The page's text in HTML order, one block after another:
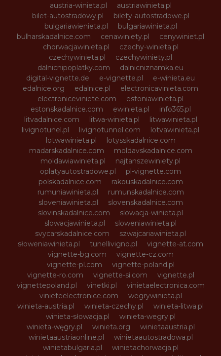
austria-winieta.pl
austriawinieta.pl
bilet-autostradowy.pl
bilety-autostradowe.pl
bulgariawienieta.pl
bulgariawinieta.pl
bulharskadalnice.com
cenawiniety.pl
cenywiniet.pl
chorwacjawinieta.pl
czechy-winieta.pl
czechywinieta.pl
czechywiniety.pl
dalnicnipoplatky.com
dalnicniznamka.eu
digital-vignette.de
e-vignette.pl
e-winieta.eu
edalnice.org
edalnice.pl
electronicavinieta.com
electroniceviniete.com
estoniawinieta.pl
estonskadalnice.com
ewinieta.pl
info365.pl
litvadalnice.com
litwa-winieta.pl
litwawinieta.pl
livignotunel.pl
livignotunnel.com
lotvawinieta.pl
lotwawinieta.pl
lotysskadalnice.com
madarskadalnice.com
moldavskadalnice.com
moldawiawinieta.pl
najtanszewiniety.pl
oplatyautostradowe.pl
pl-vignette.com
polskadalnice.com
rakouskadalnice.com
rumuniawinieta.pl
rumunskadalnice.com
sloveniawinieta.pl
slovenskadalnice.com
slovinskadalnice.com
slowacja-winieta.pl
slowacjawinieta.pl
sloweniawinieta.pl
svycarskadalnice.com
szwajcariawinieta.pl
słoweniawinieta.pl
tunellivigno.pl
vignette-at.com
vignette-bg.com
vignette-cz.com
vignette-pl.com
vignette-poland.pl
vignette-ro.com
vignette-si.com
vignette.pl
vignettepoland.pl
vinetki.pl
vinietaelectronica.com
vinieteelectronice.com
wegrywinieta.pl
winieta-austria.pl
winieta-czechy.pl
winieta-litwa.pl
winieta-słowacja.pl
winieta-wegry.pl
winieta-węgry.pl
winieta.org
winietaaustria.pl
winietaaustriaonline.pl
winietaautostradowa.pl
winietabulgaria.pl
winietachorwacja.pl